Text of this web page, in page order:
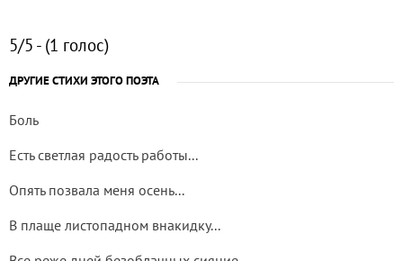
5/5 - (1 голос)
ДРУГИЕ СТИХИ ЭТОГО ПОЭТА
Боль
Есть светлая радость работы...
Опять позвала меня осень...
В плаще листопадном внакидку...